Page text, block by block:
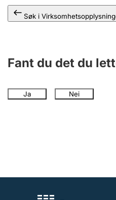
Søk i
Fant du det du
Ja Nei